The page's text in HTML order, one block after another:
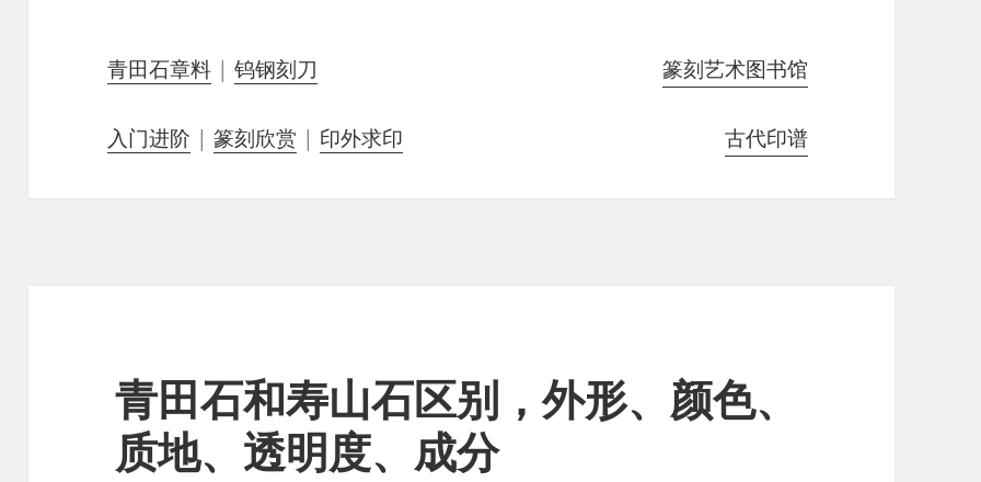
青田石章料 |钨钢刻刀 篆刻艺术图书馆
入门进阶 |篆刻欣赏 | 印外求印 古代印谱
青田石和寿山石区别，外形、颜色、
质地、透明度、成分